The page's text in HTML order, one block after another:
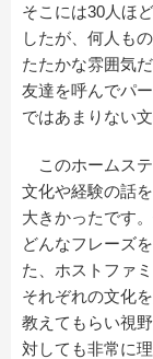
そこには30人ほ
したが、何人も
たたかな雰囲気
友達を呼んでパ
ではあまりない
このホームス
文化や経験の話
大きかったです
どんなフレーズ
た、ホストファ
それぞれの文化
教えてもらい視
対しても非常に